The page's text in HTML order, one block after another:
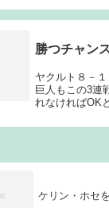
ームラン、１
球場、他球団
勝つチャン
ヤクルト８－
巨人もこの3連
れなければOK
ってきた初戦
ケリン・ホセ